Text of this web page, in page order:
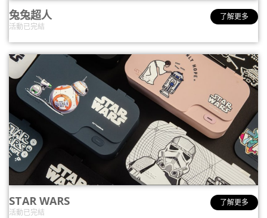
兔兔超人
活動已完結
了解更多
STAR WARS
活動已完結
了解更多